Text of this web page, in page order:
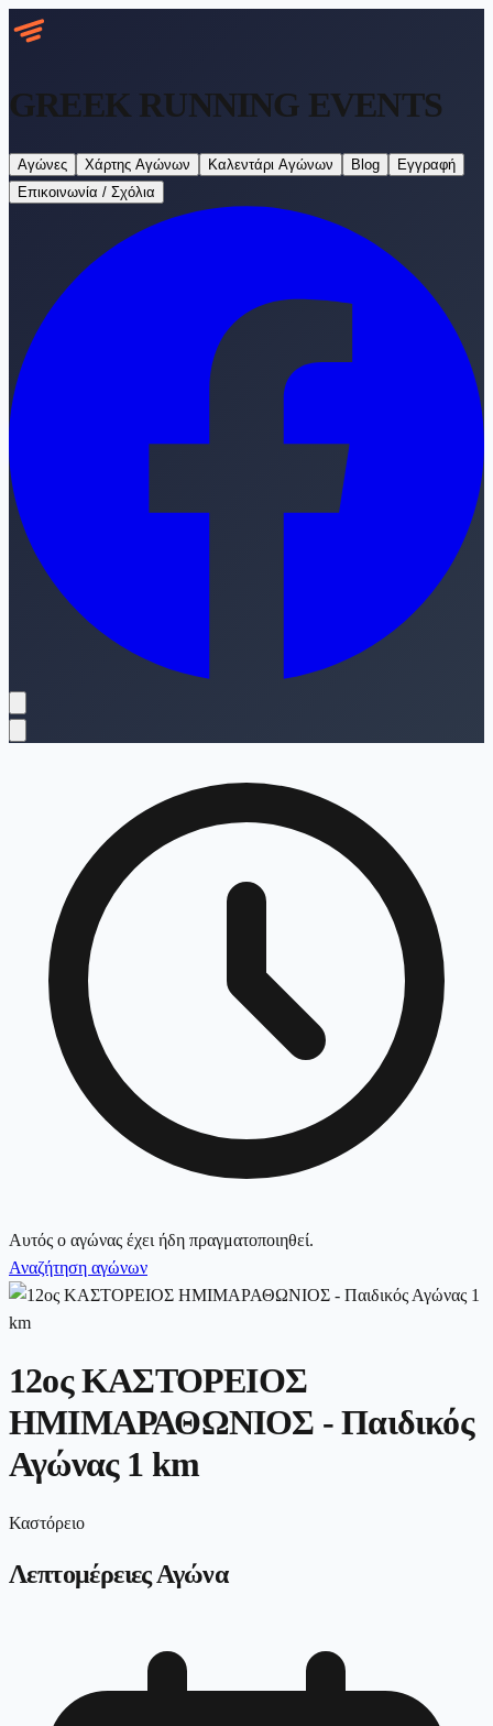
GREEK RUNNING EVENTS
Αγώνες Χάρτης Αγώνων Καλεντάρι Αγώνων Blog
Εγγραφή
Επικοινωνία / Σχόλια
Αυτός ο αγώνας έχει ήδη πραγματοποιηθεί.
Αναζήτηση αγώνων
12ος ΚΑΣΤΟΡΕΙΟΣ
ΗΜΙΜΑΡΑΘΩΝΙΟΣ - Παιδικός
Αγώνας 1 km
Καστόρειο
Λεπτομέρειες Αγώνα